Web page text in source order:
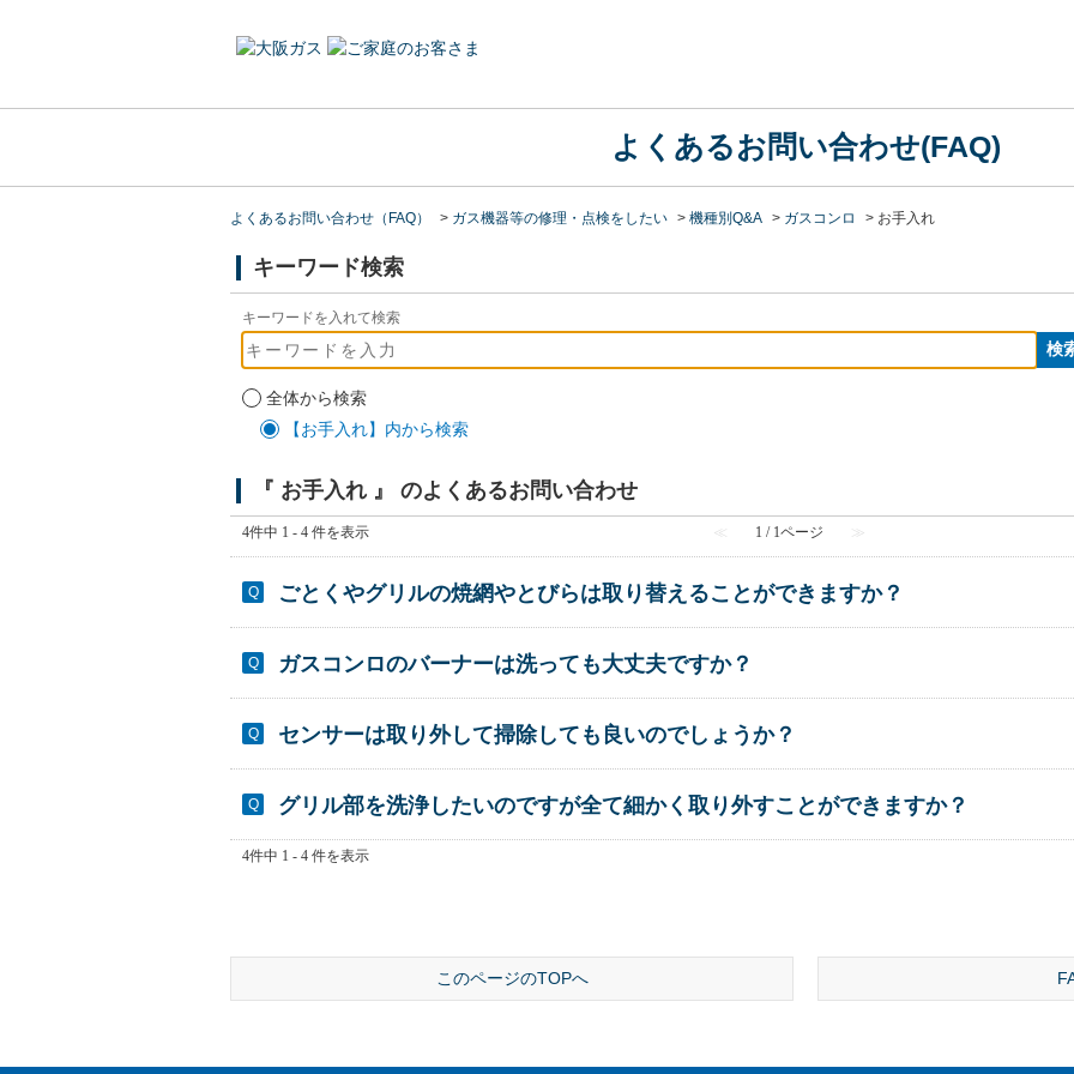
よくあるお問い合わせ(FAQ)
よくあるお問い合わせ（FAQ） > ガス機器等の修理・点検をしたい > 機種別Q&A > ガスコンロ > お手入れ
キーワード検索
キーワードを入れて検索
全体から検索
【お手入れ】内から検索
『 お手入れ 』 のよくあるお問い合わせ
4件中 1 - 4 件を表示 ≪ 1 / 1ページ ≫
ごとくやグリルの焼網やとびらは取り替えることができますか？
ガスコンロのバーナーは洗っても大丈夫ですか？
センサーは取り外して掃除しても良いのでしょうか？
グリル部を洗浄したいのですが全て細かく取り外すことができますか？
4件中 1 - 4 件を表示
このページのTOPへ